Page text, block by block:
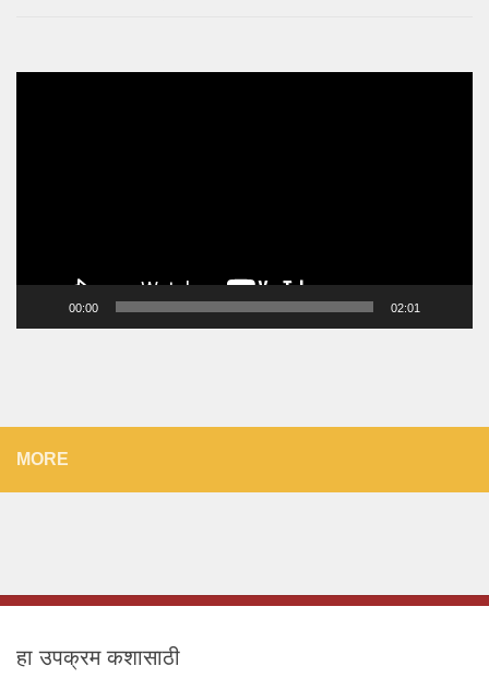
00:00 02:01
MORE
हा उपक्रम कशासाठी